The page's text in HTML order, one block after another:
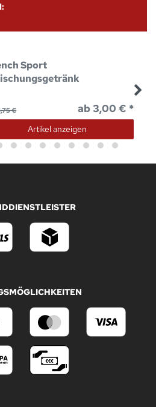
Sport
€ ab 3,00 € *
Artikel anzeigen